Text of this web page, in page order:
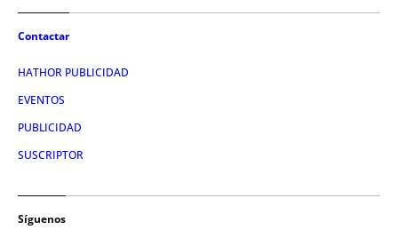
Contactar
HATHOR PUBLICIDAD
EVENTOS
PUBLICIDAD
SUSCRIPTOR
Síguenos